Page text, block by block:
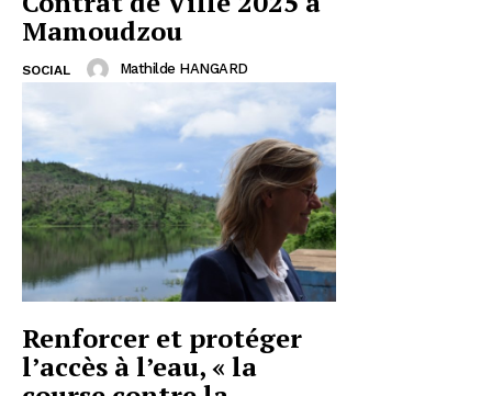
Mamoudzou
SOCIAL Mathilde HANGARD
Renforcer et protéger
l’accès à l’eau, « la